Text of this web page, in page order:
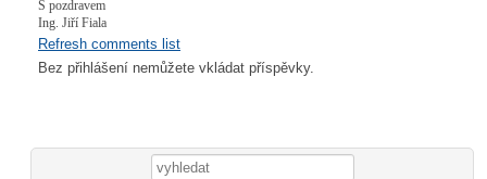
S pozdravem
Ing. Jiří Fiala
Refresh comments list
Bez přihlášení nemůžete vkládat příspěvky.
Vyhledávání